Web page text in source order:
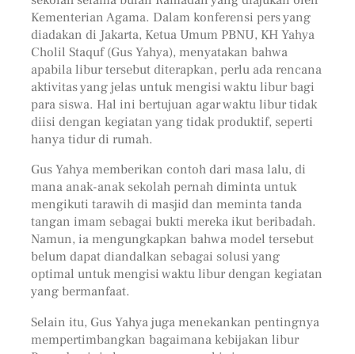
Kementerian Agama. Dalam konferensi pers yang
diadakan di Jakarta, Ketua Umum PBNU, KH Yahya
Cholil Staquf (Gus Yahya), menyatakan bahwa
apabila libur tersebut diterapkan, perlu ada rencana
aktivitas yang jelas untuk mengisi waktu libur bagi
para siswa. Hal ini bertujuan agar waktu libur tidak
diisi dengan kegiatan yang tidak produktif, seperti
hanya tidur di rumah.
Gus Yahya memberikan contoh dari masa lalu, di
mana anak-anak sekolah pernah diminta untuk
mengikuti tarawih di masjid dan meminta tanda
tangan imam sebagai bukti mereka ikut beribadah.
Namun, ia mengungkapkan bahwa model tersebut
belum dapat diandalkan sebagai solusi yang
optimal untuk mengisi waktu libur dengan kegiatan
yang bermanfaat.
Selain itu, Gus Yahya juga menekankan pentingnya
mempertimbangkan bagaimana kebijakan libur